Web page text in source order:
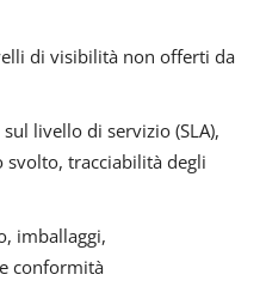
di visibilità non offerti da
livello di servizio (SLA),
tracciabilità degli
imballaggi,
conformità